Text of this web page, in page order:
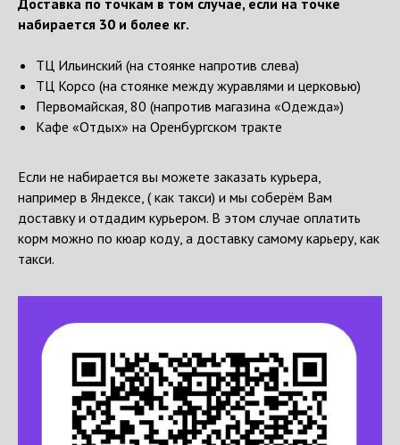
Доставка по точкам в том случае, если на точке
набирается 30 и более кг.
ТЦ Ильинский (на стоянке напротив слева)
ТЦ Корсо (на стоянке между журавлями и церковью)
Первомайская, 80 (напротив магазина «Одежда»)
Кафе «Отдых» на Оренбургском тракте
Если не набирается вы можете заказать курьера,
например в Яндексе, ( как такси) и мы соберём Вам
доставку и отдадим курьером. В этом случае оплатить
корм можно по кюар коду, а доставку самому карьеру, как
такси.